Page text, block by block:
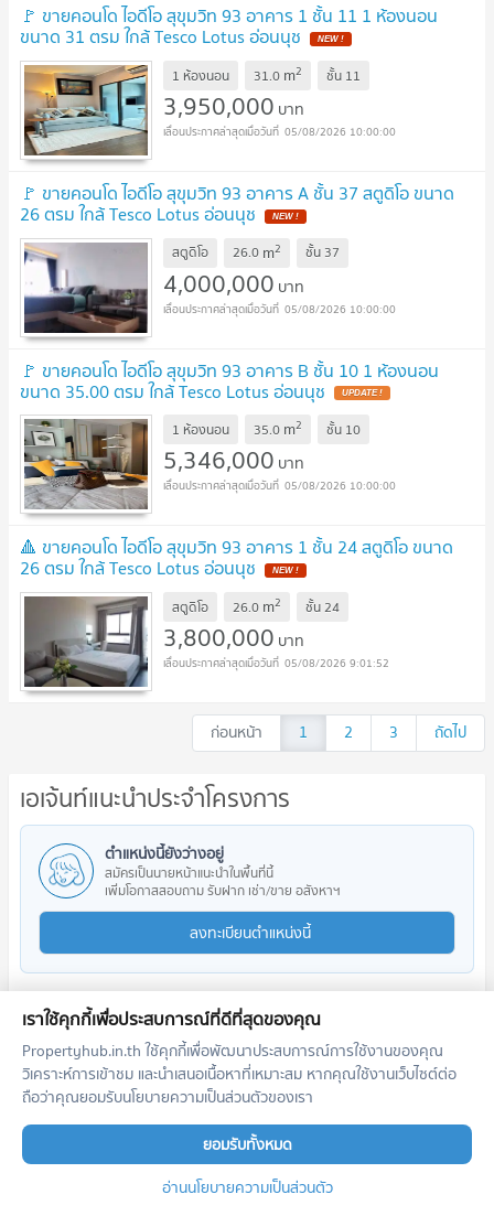
🚩 ขายคอนโด ไอดีโอ สุขุมวิท 93 อาคาร 1 ชั้น 11 1 ห้องนอน
ขนาด 31 ตรม ใกล้ Tesco Lotus อ่อนนุช
1 ห้องนอน 31.0 m2 ชั้น 11
3,950,000 บาท
05/08/2026 10:00:00
🚩 ขายคอนโด ไอดีโอ สุขุมวิท 93 อาคาร A ชั้น 37 สตูดิโอ ขนาด
26 ตรม ใกล้ Tesco Lotus อ่อนนุช
สตูดิโอ 26.0 m2 ชั้น 37
4,000,000 บาท
05/08/2026 10:00:00
🚩 ขายคอนโด ไอดีโอ สุขุมวิท 93 อาคาร B ชั้น 10 1 ห้องนอน
ขนาด 35.00 ตรม ใกล้ Tesco Lotus อ่อนนุช
1 ห้องนอน 35.0 m2 ชั้น 10
5,346,000 บาท
05/08/2026 10:00:00
🔺 ขายคอนโด ไอดีโอ สุขุมวิท 93 อาคาร 1 ชั้น 24 สตูดิโอ ขนาด
26 ตรม ใกล้ Tesco Lotus อ่อนนุช
สตูดิโอ 26.0 m2 ชั้น24
3,800,000 บาท
05/08/2026 9:01:52
ก่อนหน้า 1 2 3 ถัดไป
เอเจ้นท์แนะนำประจำโครงการ
ตำแหน่งนี้ยังว่างอยู่
สมัครเป็นนายหน้าแนะนำในพื้นที่นี้
เพิ่มโอกาสสอบถาม รับฝาก เช่า/ขาย อสังหาฯ
ลงทะเบียนตำแหน่งนี้
โครงการใกล้เคียง
เราใช้คุกกี้เพื่อประสบการณ์ที่ดีที่สุดของคุณ
Propertyhub.in.th ใช้คุกกี้เพื่อพัฒนาประสบการณ์การใช้งานของคุณ
วิเคราะห์การเข้าชม และนำเสนอเนื้อหาที่เหมาะสม หากคุณใช้งานเว็บไซต์ต่อ
ถือว่าคุณยอมรับนโยบายความเป็นส่วนตัวของเรา
ยอมรับทั้งหมด
อ่านนโยบายความเป็นส่วนตัว